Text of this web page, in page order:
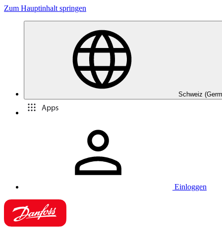
Zum Hauptinhalt springen
Schweiz
Apps
Einloggen